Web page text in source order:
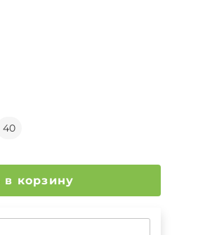
40
Добавить в корзину